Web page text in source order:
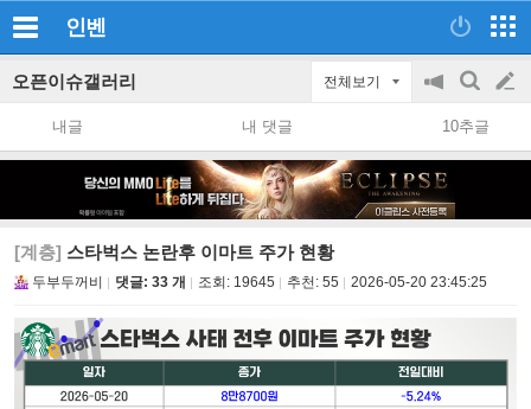
인벤
오픈이슈갤러리 전체보기
공
지
on/off
검
색
글
쓰
내글 내 댓글 10추글
[계층] 스타벅스 논란후 이마트 주가 현황
두부두꺼비 댓글: 33 개 조회: 19645 추천: 55 2026-05-20 23:45:25